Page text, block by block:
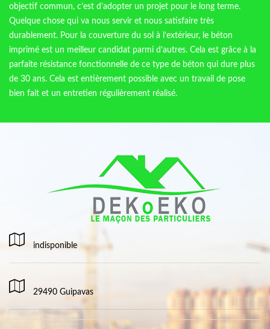
objectif commun, c’est d’adopter un projet pour le long terme.
Quelque chose qui va nous servir et nous satisfaire très
durablement. Pour la couverture du sol à l’extérieur, le béton
imprimé est un meilleur candidat parmi d’autres. Cela est grâce à la
parfaite résistance fonctionnelle de ce type de béton qui dure plus
de 30 ans. Cela est entièrement possible avec un travail de pose
bien fait et un entretien régulièrement réalisé.
indisponible
29490 Guipavas